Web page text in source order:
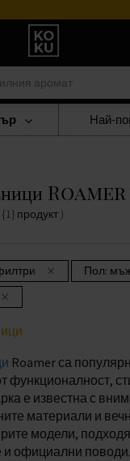
Оригинални
парфюми
часовници
на
място
Мъжки Часовници
Roamer
{1} продукт )
Най-
Пол:
Roamer са
функционалност,
е известна с
материали и
модели,
официални поводи.